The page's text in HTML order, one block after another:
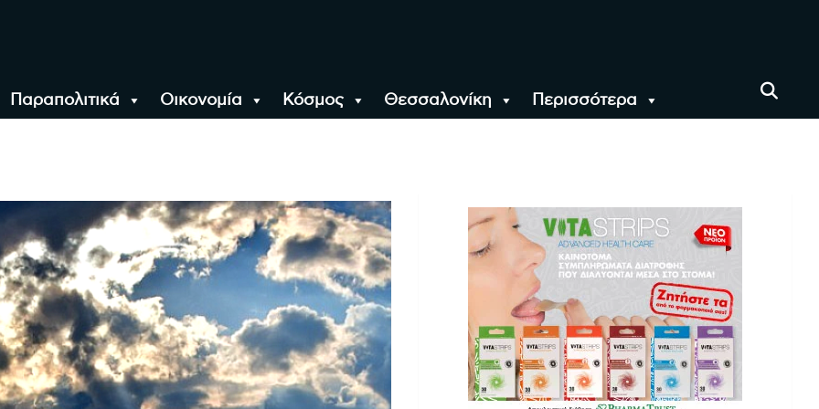
Παραπολιτικά Οικονομία Κόσμος Θεσσαλονίκη Περισσότερα